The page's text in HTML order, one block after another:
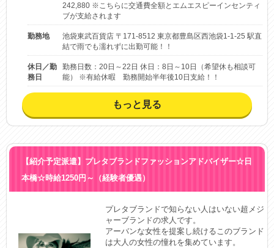
242,880 ※こちらに交通費全額とエムエスピーインセンティ
ブが支給されます
勤務地
池袋東武百貨店 〒171-8512 東京都豊島区西池袋1-1-25 駅直
結で雨でも濡れずに出勤可能！！
休日／勤
務日
勤務日数：20日～22日 休日：8日～10日（希望休も相談可
能） ※有給休暇 勤務開始半年後10日支給！！
もっと見る
【紹介予定派遣】プレタブランドファッションアドバイザー☆日
本橋☆時給1250円～（経験者優遇）
プレタブランドで知らない人はいない超メジ
ャーブランドの求人です。
アーバンな女性を提案し続けるこのブランド
は大人の女性の憧れを集めています。